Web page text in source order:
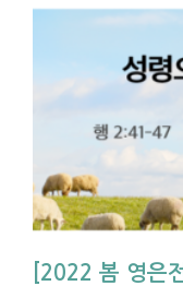
[2022 봄 영은